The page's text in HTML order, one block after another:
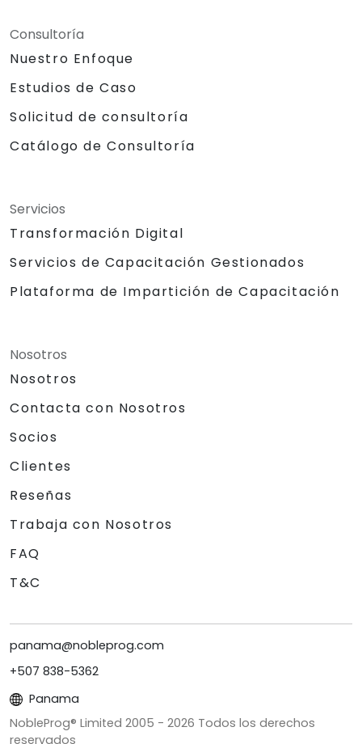
Consultoría
Nuestro Enfoque
Estudios de Caso
Solicitud de consultoría
Catálogo de Consultoría
Servicios
Transformación Digital
Servicios de Capacitación Gestionados
Plataforma de Impartición de Capacitación
Nosotros
Nosotros
Contacta con Nosotros
Socios
Clientes
Reseñas
Trabaja con Nosotros
FAQ
T&C
panama@nobleprog.com
+507 838-5362
Panama
NobleProg® Limited 2005 - 2026 Todos los derechos
reservados